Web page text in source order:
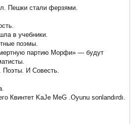
Пешки стали ферзями.
в учебники.
поэмы.
партию Морфи» — будут
Поэты. И Совесть.
Квинтет KaJe MeG .Oyunu sonlandırdı.